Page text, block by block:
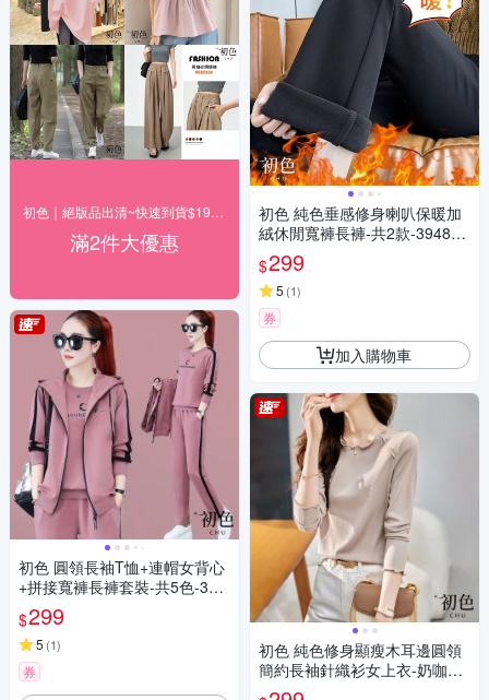
滿2件大優惠
初色 圓領長袖T恤+連帽女背心
+拼接寬褲長褲套裝-共5色-396
31(M-4XL可選)
$299
5 (1)
券
初色 純色垂感修身喇叭保暖加
絨休閒寬褲長褲-共2款-39486
(M-4XL可選)
$299
5 (1)
券
加入購物車
初色 純色修身顯瘦木耳邊圓領
簡約長袖針織衫女上衣-奶咖色-
30277(M-2XL可選)